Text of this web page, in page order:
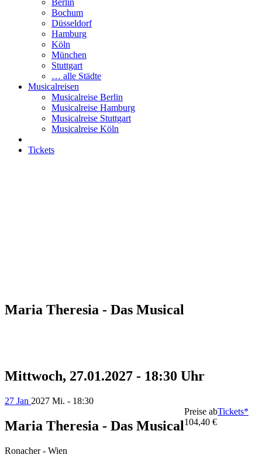
Berlin
Bochum
Düsseldorf
Hamburg
Köln
München
Stuttgart
… alle Städte
Musicalreisen
Musicalreise Berlin
Musicalreise Hamburg
Musicalreise Stuttgart
Musicalreise Köln
Tickets
Maria Theresia - Das Musical
Mittwoch, 27.01.2027 - 18:30 Uhr
27 Jan 2027 Mi. - 18:30
Maria Theresia - Das Musical
Ronacher - Wien
Preise ab
104,40 €
Tickets*